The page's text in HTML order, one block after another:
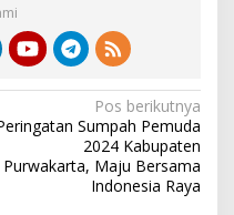
Pos berikutnya
Sumpah Pemuda
2024 Kabupaten
Purwakarta, Maju Bersama
Indonesia Raya